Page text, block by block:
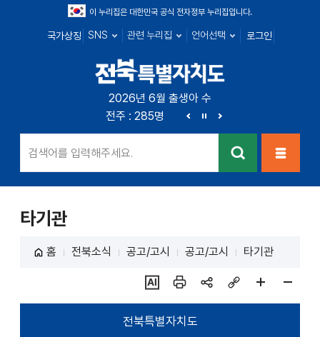
전북특별자치
도
2026년 6월 출생아 수
전주 : 285명 군산 : 104명
이 누리집은 대한민국 공식 전자정부 누리집입니다.
국가상징 SNS 관련 누리집 언어선택 로그인
타기관
홈 전북소식 공고/고시 공고/고시 타기관
천
전북특별자치도